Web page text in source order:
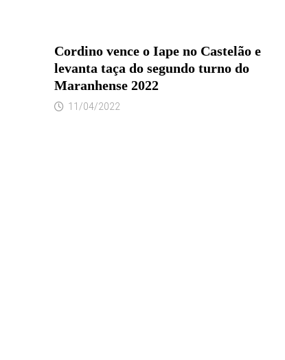
Cordino vence o Iape no Castelão e
levanta taça do segundo turno do
Maranhense 2022
11/04/2022